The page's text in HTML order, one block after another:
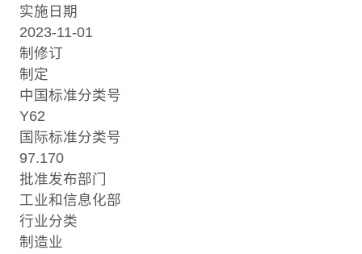
实施日期
2023-11-01
制修订
制定
中国标准分类号
Y62
国际标准分类号
97.170
批准发布部门
工业和信息化部
行业分类
制造业